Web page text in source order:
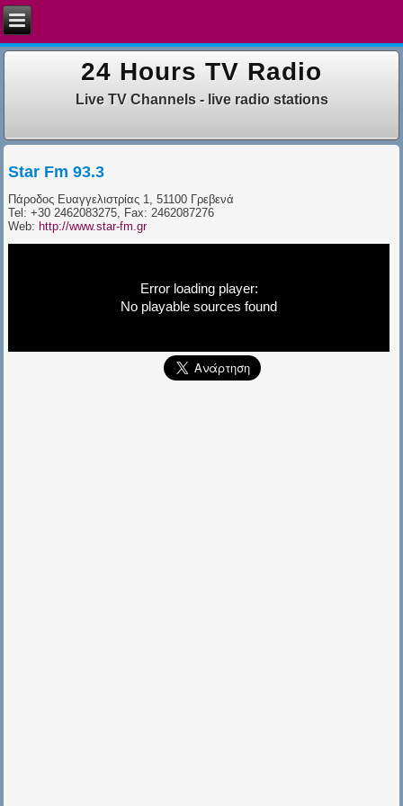
24 Hours TV Radio
Live TV Channels - live radio stations
Star Fm 93.3
Πάροδος Ευαγγελιστρίας 1, 51100 Γρεβενά
Tel: +30 2462083275, Fax: 2462087276
Web: http://www.star-fm.gr
Error loading player:
No playable sources found